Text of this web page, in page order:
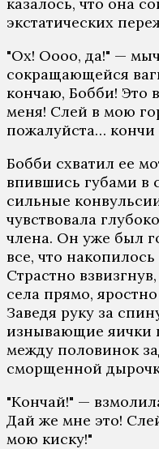
экстатических
"Ох! Оооо, да!" —
сокращающейся
кончаю, Бобби! Это
меня! Слей в мою
пожалуйста…
Бобби схватил ее
впившись губами в
сильные
чувствовала
члена. Он уже был
все, что
Страстно
села прямо,
Заведя руку за
изнывающие яички
между половинок
сморщенной
"Кончай!" —
Дай же мне это!
мою киску!"